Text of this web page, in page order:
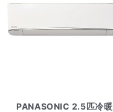
PANASONIC 2.5匹冷暖